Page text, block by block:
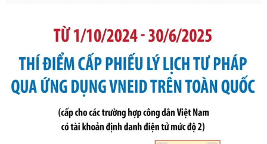
Tên: Thông tư số 105/2026/TT-BTC của Bộ Tài chính: Bãi
bỏ Thông tư số 87/2019/TT- BТC ngày 19 tháng 12 năm
2019 của Bộ trưởng Bộ Tài chính hướng dẫn thực hiện xử
phạt vi phạm hành chính trong lĩnh vực kho bạc nhà nước
Ngày ban hành: 21/07/2026
291/2026/NĐ-CP
Tên: Nghị định số 291/2026/NĐ-CP của Chính phủ: Sửa
đổi, bổ sung một số điều của Nghị định số 125/2020/NĐ-СР
ngày 19 tháng 10 năm 2020 của Chính phủ quy định xử